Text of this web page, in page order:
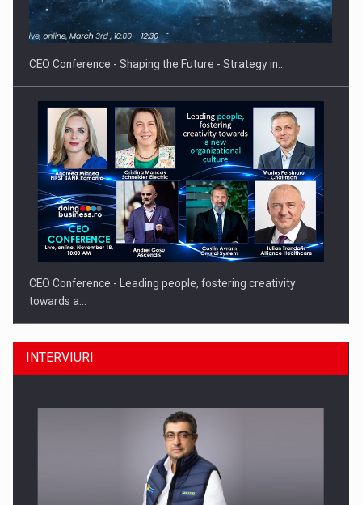
Proteinmaxxing and the Future of Protein Demand
CEO Conference - Shaping the Future - Strategy in…
CEO Conference - Leading people, fostering creativity
towards a…
INTERVIURI